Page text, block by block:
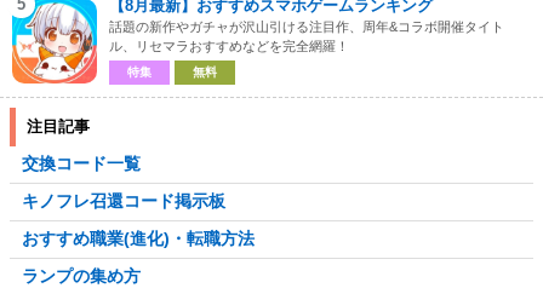
5 【8月最新】おすすめスマホゲームランキング
話題の新作やガチャが沢山引ける注目作、周年&コラボ開催タイト
ル、リセマラおすすめなどを完全網羅！
特集 無料
注目記事
交換コード一覧
キノフレ召還コード掲示板
おすすめ職業(進化)・転職方法
ランプの集め方